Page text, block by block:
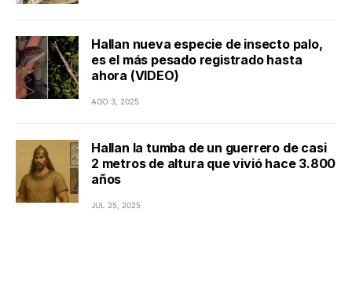
Hallan nueva especie de insecto palo,
es el más pesado registrado hasta
ahora (VIDEO)
AGO 3, 2025
Hallan la tumba de un guerrero de casi
2 metros de altura que vivió hace 3.800
años
JUL 25, 2025